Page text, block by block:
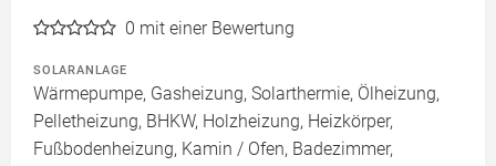
0 mit einer Bewertung
SOLARANLAGE
Wärmepumpe, Gasheizung, Solarthermie, Ölheizung,
Pelletheizung, BHKW, Holzheizung, Heizkörper,
Fußbodenheizung, Kamin / Ofen, Badezimmer,